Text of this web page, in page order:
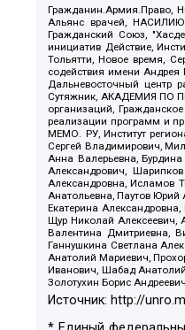
Гражданин.Армия.Право,
Альянс врачей,
Гражданский Союз,
инициатив Действие,
Тольятти, Новое время,
содействия имени Андрея
Дальневосточный центр
Сутяжник, АКАДЕМИЯ ПО
организаций,
реализации программ и
МЕМО. РУ, Институт
Сергей Владимирович,
Анна Валерьевна,
Александрович,
Александровна, Исламов
Анатольевна, Паутов Юрий
Екатерина
Щур Николай Алексеевич,
Валентина Дмитриевна,
Ганнушкина Светлана
Анатолий Мариевич,
Иванович, Шабад
Золотухин Борис
Источник: http://